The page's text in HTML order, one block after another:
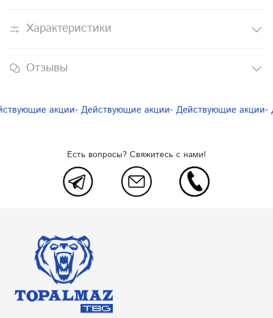
Характеристики
Отзывы
акции- Действующие акции- Действующие акции-
Есть вопросы? Свяжитесь с нами!